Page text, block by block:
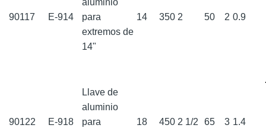
90117 E-914
aluminio
para
extremos de
14"
14 350 2 50 2 0.9
90122 E-918
Llave de
aluminio
para
18 450 2 1/2 65 3 1.4